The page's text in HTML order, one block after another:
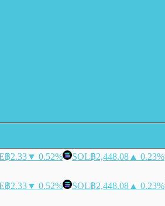
฿2.33▼ 0.52% SOL฿2,448.08 ▲ 0.23%
฿2.33▼ 0.52% SOL฿2,448.08 ▲ 0.23%